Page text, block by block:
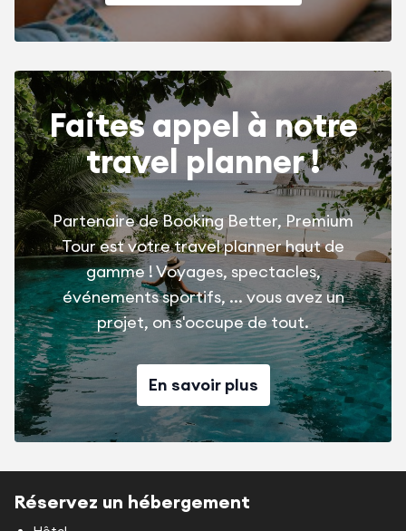
Faites appel à notre
travel planner !
Partenaire de Booking Better, Premium
Tour est votre travel planner haut de
gamme ! Voyages, spectacles,
événements sportifs, ... vous avez un
projet, on s'occupe de tout.
En savoir plus
Réservez un hébergement